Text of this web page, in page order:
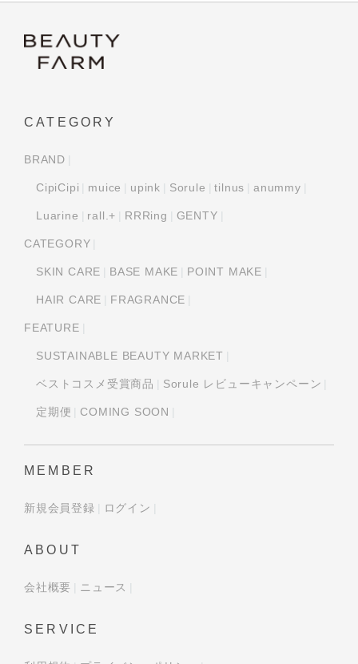
CATEGORY
BRAND
CipiCipi muice upink Sorule tilnus anummy
Luarine rall.+ RRRing GENTY
CATEGORY
SKIN CARE BASE MAKE POINT MAKE
HAIR CARE FRAGRANCE
FEATURE
SUSTAINABLE BEAUTY MARKET
ベストコスメ受賞商品 Sorule レビューキャンペーン
定期便 COMING SOON
MEMBER
新規会員登録 ログイン
ABOUT
会社概要 ニュース
SERVICE